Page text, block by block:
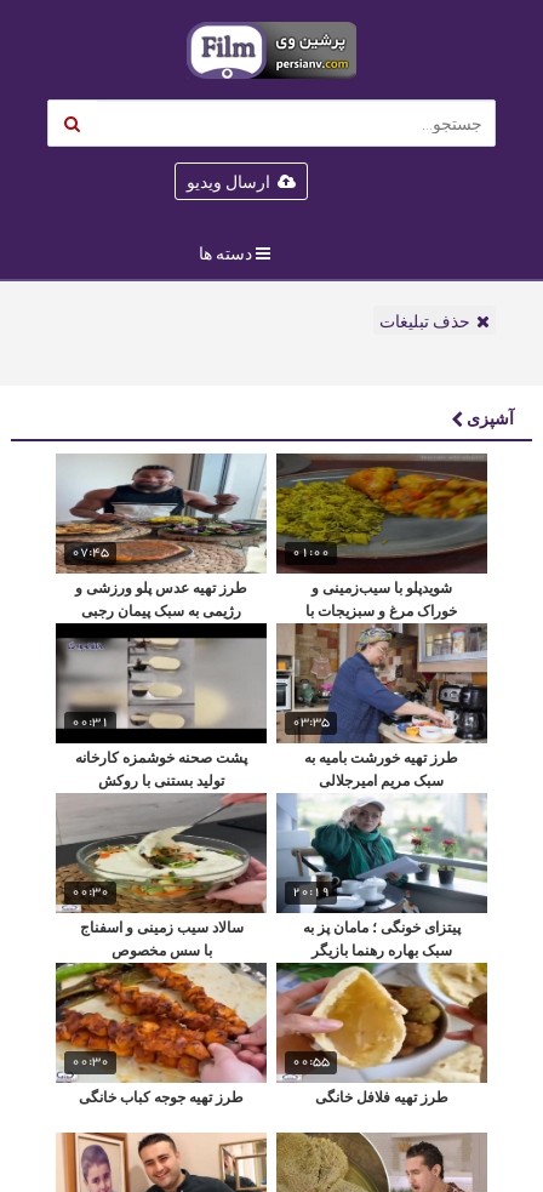
ارسال ویدیو
دسته ها
حذف تبلیغات
آشپزی
01:00
شوید‌پلو با سیب‌زمینی و
خوراک مرغ و سبزیجات با
نواب
07:45
طرز تهیه عدس پلو ورزشی و
رژیمی به سبک پیمان رجبی
03:35
طرز تهیه خورشت بامیه به
سبک مریم امیرجلالی
00:31
پشت صحنه خوشمزه کارخانه
تولید بستنی با روکش
شکلاتی مغزدار
20:19
پیتزای خونگی ؛ مامان پز به
سبک بهاره رهنما بازیگر
00:30
سالاد سیب زمینی و اسفناج
با سس مخصوص
00:55
طرز تهیه فلافل خانگی
00:30
طرز تهیه جوجه کباب خانگی